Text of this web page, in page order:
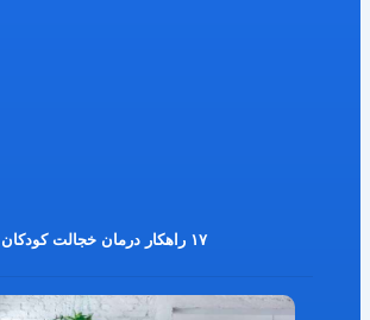
۱۷ راهکار درمان خجالت کودکان